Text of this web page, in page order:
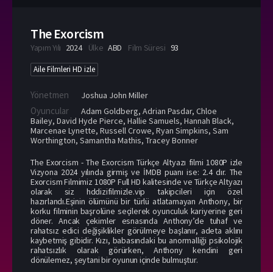
The Exorcism
Yapım Yılı 2024 Ülke ABD Film Süresi 93
Aile Filmleri HD izle
Yönetmen Joshua John Miller
Oyuncular Adam Goldberg, Adrian Pasdar, Chloe
Bailey, David Hyde Pierce, Hallie Samuels, Hannah Black,
Marcenae Lynette, Russell Crowe, Ryan Simpkins, Sam
Worthington, Samantha Mathis, Tracey Bonner
The Exorcism - The Exorcism Türkçe Altyazı filmi 1080P izle
Vizyona 2024 yılında girmiş ve İMDB puanı ise: 2.4 dır. The
Exorcism Filmimiz 1080P Full HD kalitesinde ve Türkçe Altyazı
olarak siz hddizifilmizle.vip takipcileri için özel
hazırlandı.Eşinin ölümünü bir türlü atlatamayan Anthony, bir
korku filminin başrolüne seçilerek oyunculuk kariyerine geri
döner. Ancak çekimler esnasında Anthony’de tuhaf ve
rahatsız edici değişiklikler görülmeye başlanır, adeta aklını
kaybetmiş gibidir. Kızı, babasındaki bu anormalliği psikolojik
rahatsızlık olarak görürken, Anthony kendini geri
dönülemez, şeytani bir oyunun içinde bulmuştur.